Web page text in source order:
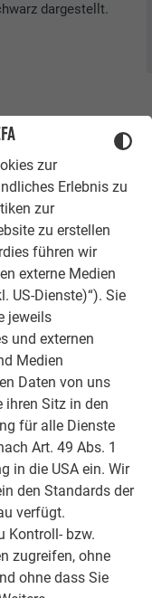
zur
Erlebnis zu
zur
zu erstellen
führen wir
externe Medien
US-Dienste)“). Sie
jeweils
und externen
Medien
Daten von uns
ihren Sitz in den
für alle Dienste
Art. 49 Abs. 1
in die USA ein. Wir
den Standards der
verfügt.
Kontroll- bzw.
zugreifen, ohne
ohne dass Sie
dargestellt.